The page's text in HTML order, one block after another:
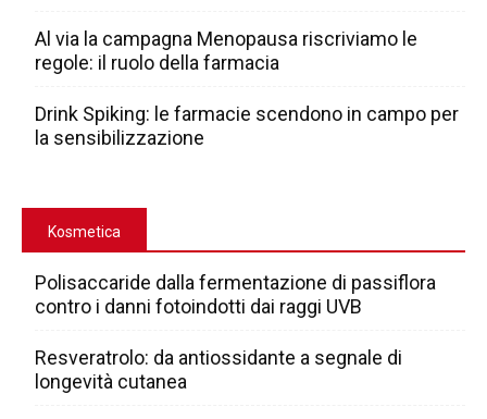
Al via la campagna Menopausa riscriviamo le
regole: il ruolo della farmacia
Drink Spiking: le farmacie scendono in campo per
la sensibilizzazione
Kosmetica
Polisaccaride dalla fermentazione di passiflora
contro i danni fotoindotti dai raggi UVB
Resveratrolo: da antiossidante a segnale di
longevità cutanea